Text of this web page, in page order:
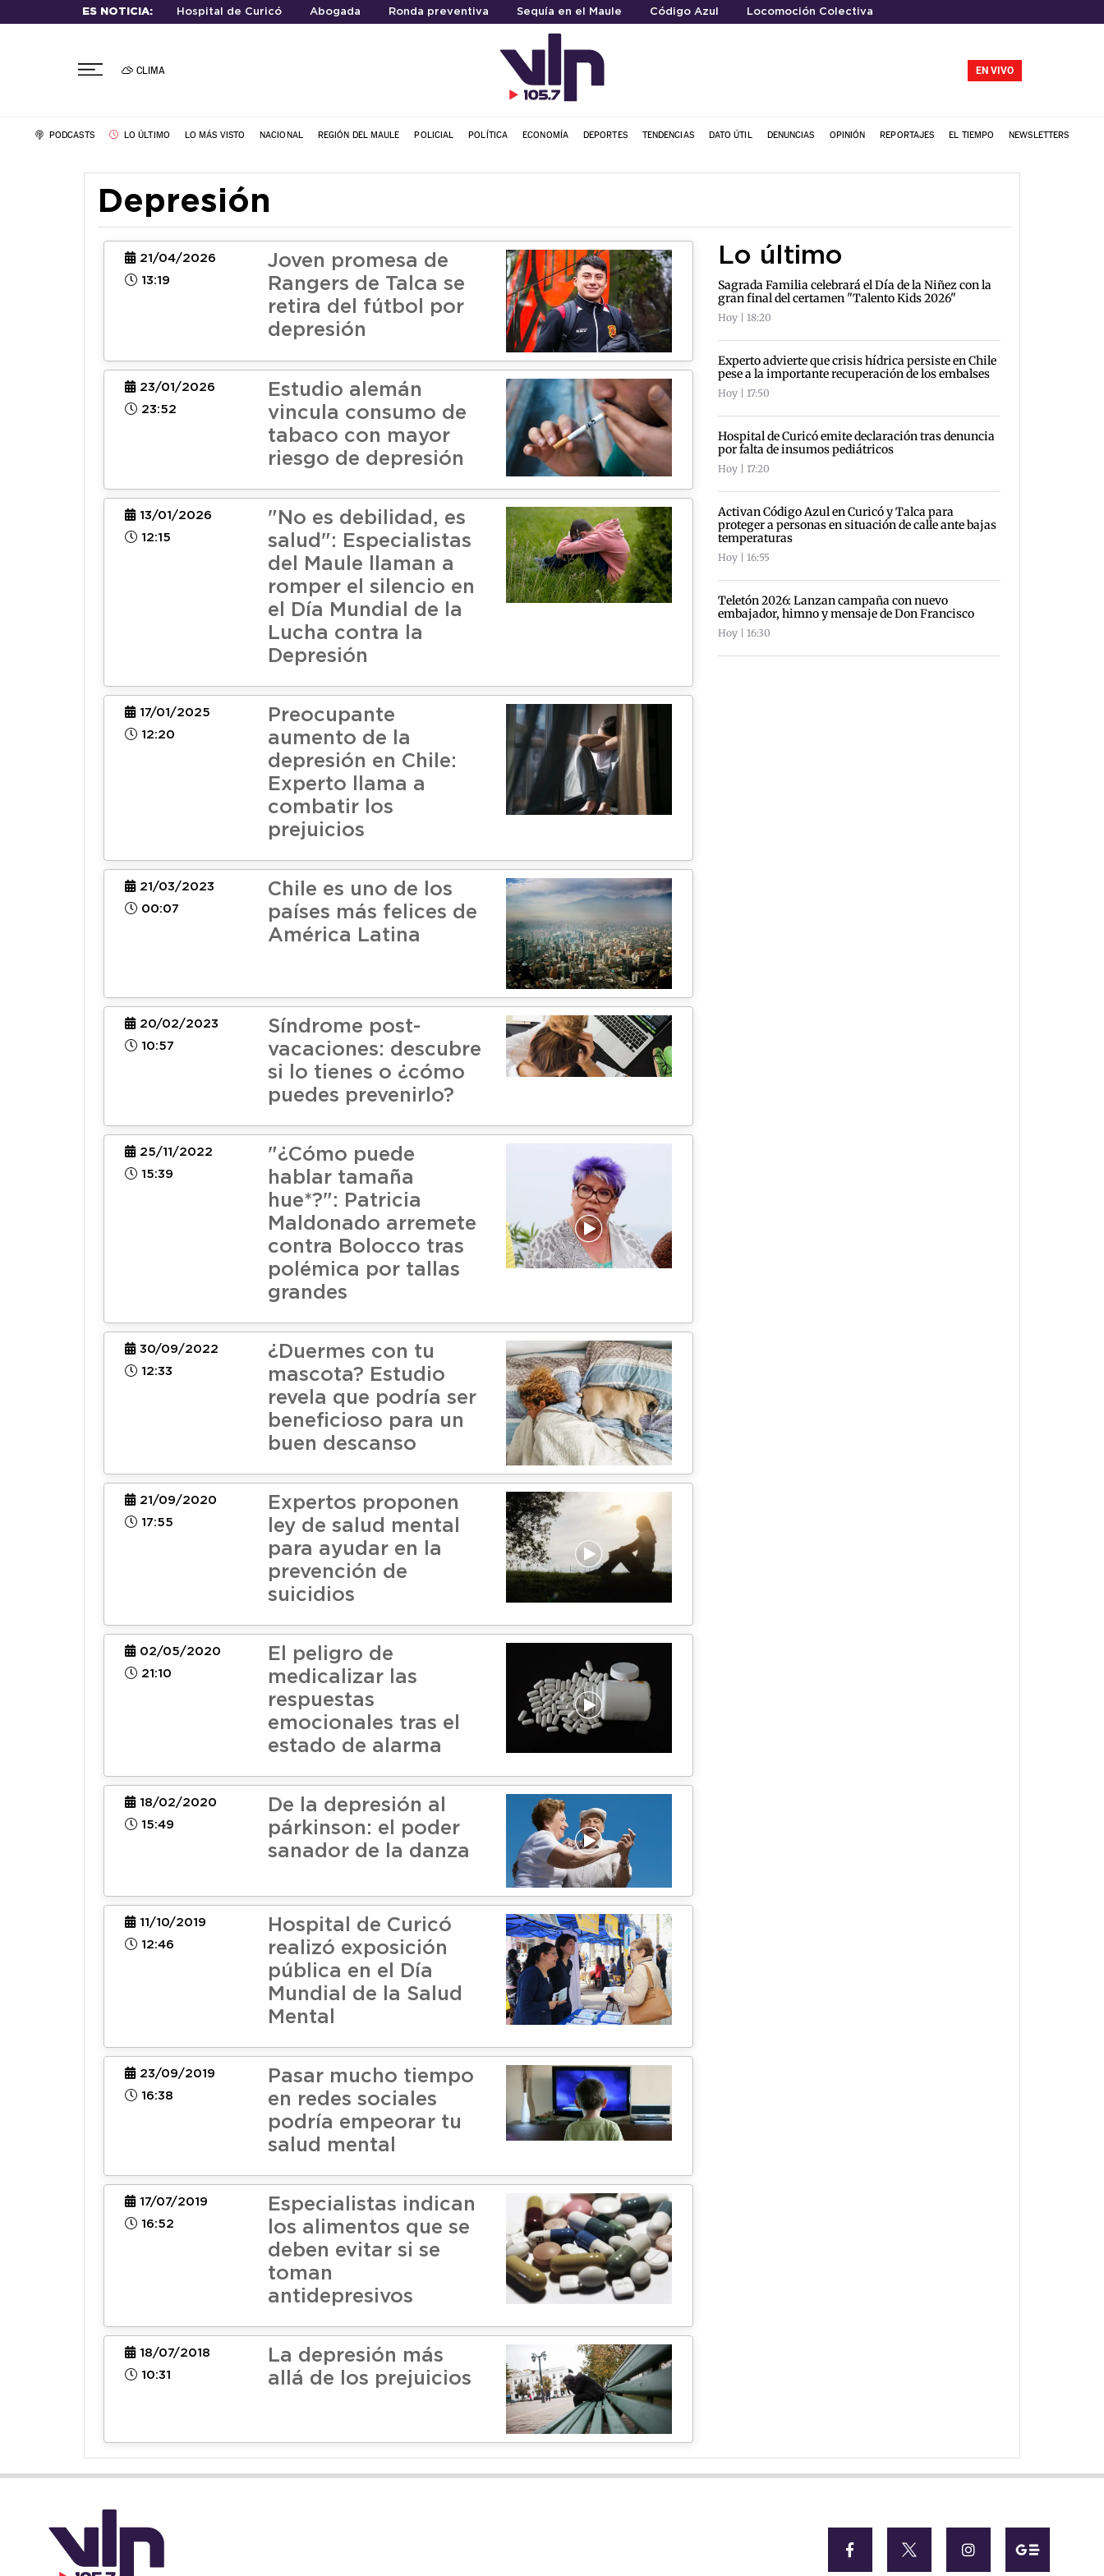
ES NOTICIA: Hospital de Curicó Abogada Ronda preventiva Sequía en el Maule Código Azul Locomoción Colectiva
CLIMA EN VIVO
PODCASTS LO ÚLTIMO LO MÁS VISTO NACIONAL REGIÓN DEL MAULE POLICIAL POLÍTICA ECONOMÍA DEPORTES TENDENCIAS DATO ÚTIL DENUNCIAS OPINIÓN REPORTAJES EL TIEMPO NEWSLETTERS
Depresión
21/04/2026
13:19
Joven promesa de
Rangers de Talca se
retira del fútbol por
depresión
23/01/2026
23:52
Estudio alemán
vincula consumo de
tabaco con mayor
riesgo de depresión
13/01/2026
12:15
"No es debilidad, es
salud": Especialistas
del Maule llaman a
romper el silencio en
el Día Mundial de la
Lucha contra la
Depresión
17/01/2025
12:20
Preocupante
aumento de la
depresión en Chile:
Experto llama a
combatir los
prejuicios
21/03/2023
00:07
Chile es uno de los
países más felices de
América Latina
20/02/2023
10:57
Síndrome post-
vacaciones: descubre
si lo tienes o ¿cómo
puedes prevenirlo?
25/11/2022
15:39
"¿Cómo puede
hablar tamaña
hue*?": Patricia
Maldonado arremete
contra Bolocco tras
polémica por tallas
grandes
30/09/2022
12:33
¿Duermes con tu
mascota? Estudio
revela que podría ser
beneficioso para un
buen descanso
21/09/2020
17:55
Expertos proponen
ley de salud mental
para ayudar en la
prevención de
suicidios
02/05/2020
21:10
El peligro de
medicalizar las
respuestas
emocionales tras el
estado de alarma
18/02/2020
15:49
De la depresión al
párkinson: el poder
sanador de la danza
11/10/2019
12:46
Hospital de Curicó
realizó exposición
pública en el Día
Mundial de la Salud
Mental
23/09/2019
16:38
Pasar mucho tiempo
en redes sociales
podría empeorar tu
salud mental
17/07/2019
16:52
Especialistas indican
los alimentos que se
deben evitar si se
toman
antidepresivos
18/07/2018
10:31
La depresión más
allá de los prejuicios
Lo último
Sagrada Familia celebrará el Día de la Niñez con la
gran final del certamen "Talento Kids 2026"
Hoy | 18:20
Experto advierte que crisis hídrica persiste en Chile
pese a la importante recuperación de los embalses
Hoy | 17:50
Hospital de Curicó emite declaración tras denuncia
por falta de insumos pediátricos
Hoy | 17:20
Activan Código Azul en Curicó y Talca para
proteger a personas en situación de calle ante bajas
temperaturas
Hoy | 16:55
Teletón 2026: Lanzan campaña con nuevo
embajador, himno y mensaje de Don Francisco
Hoy | 16:30